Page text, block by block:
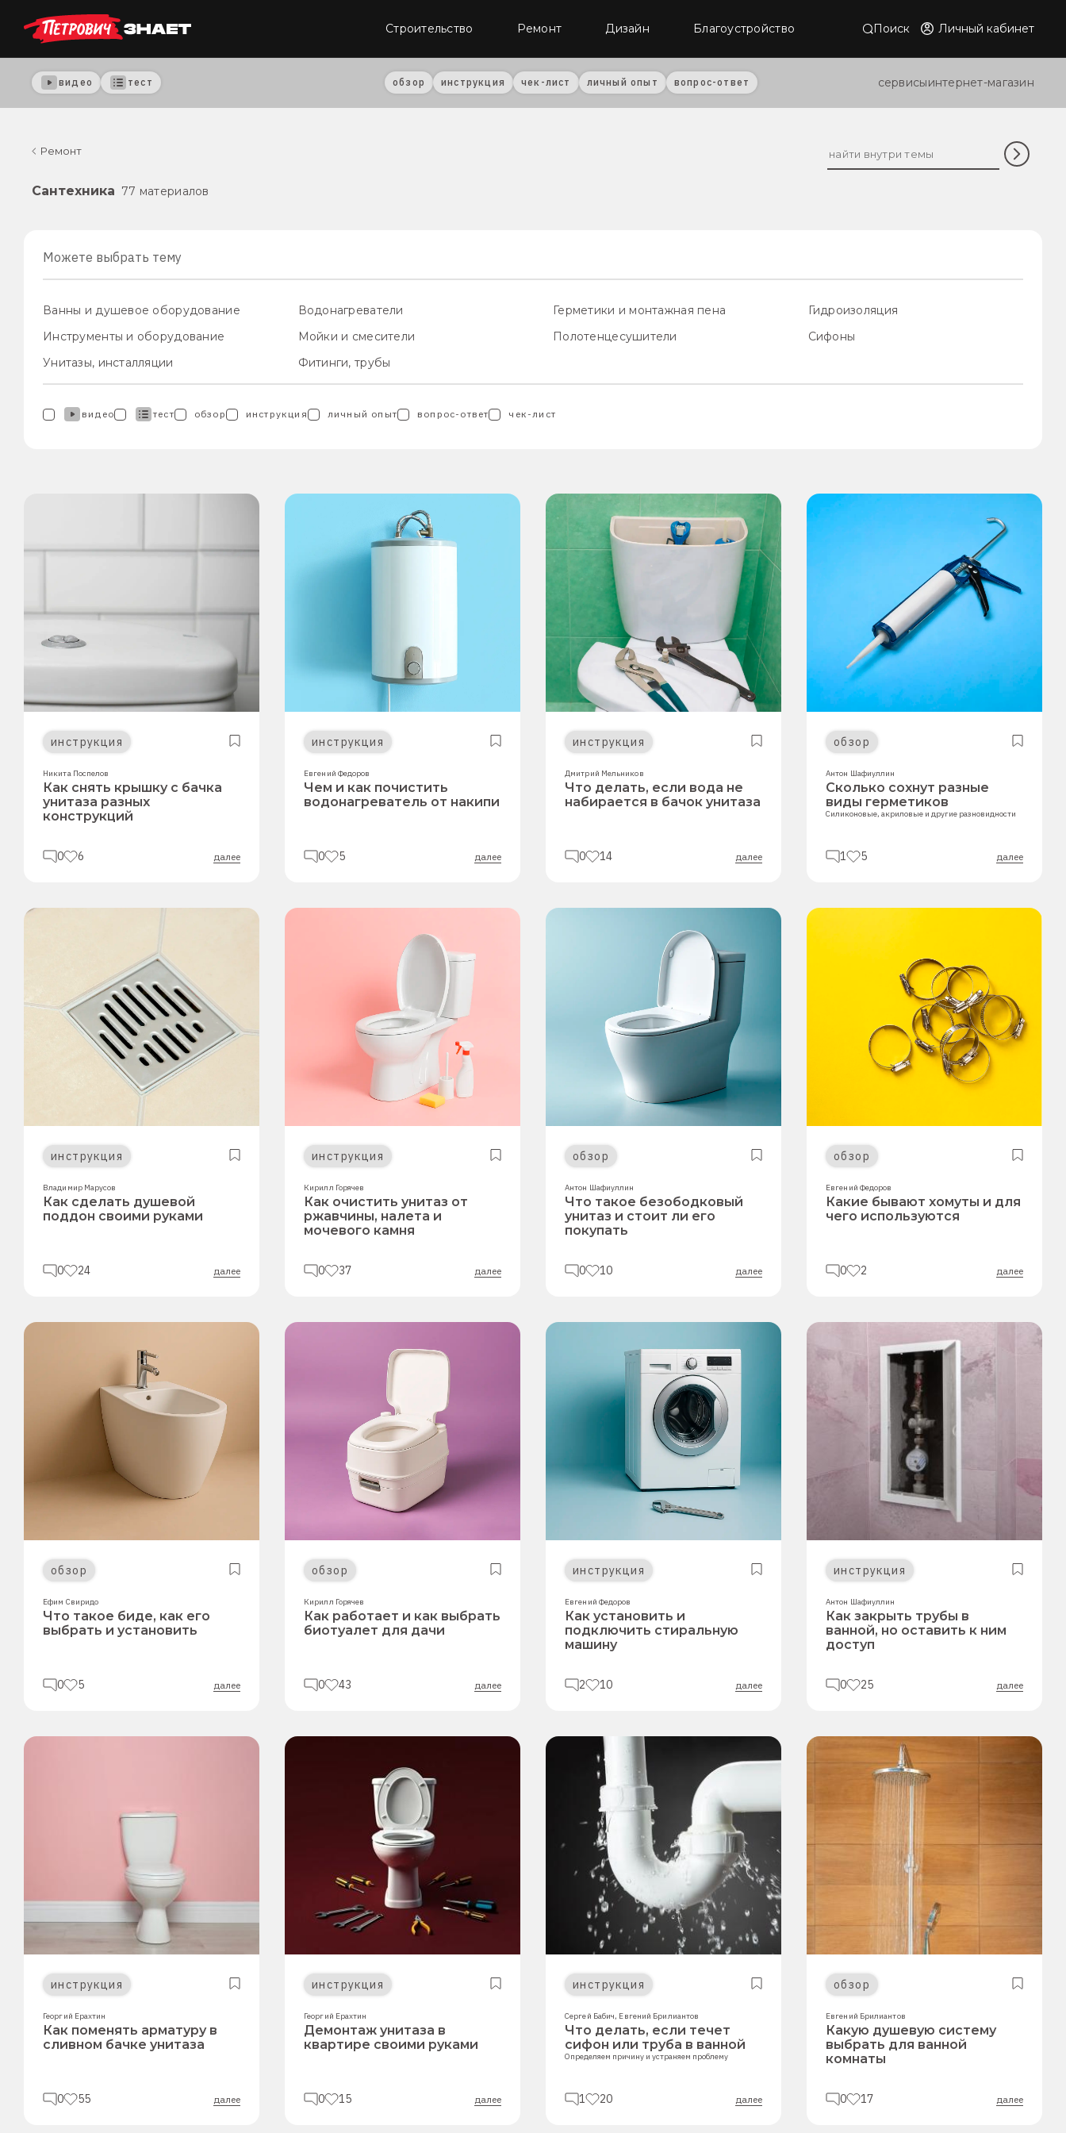
Строительство Ремонт Дизайн Благоустройство Поиск Личный кабинет
видео тест обзор инструкция чек-лист личный опыт вопрос-ответ сервисыинтернет-магазин
Ремонт
Сантехника 77 материалов
Можете выбрать тему
видео тест обзор инструкция личный опыт вопрос-ответ чек-лист
Ванны и душевое оборудование Водонагреватели Герметики и монтажная пена
Гидроизоляция
Инструменты и оборудование
Мойки и смесители Полотенцесушители
Сифоны
Унитазы, инсталляции
Фитинги, трубы
инструкция
Никита Поспелов
Как снять крышку с бачка
унитаза разных
конструкций
0 6 далее
инструкция
Евгений Федоров
Чем и как почистить
водонагреватель от накипи
0 5 далее
инструкция
Дмитрий Мельников
Что делать, если вода не
набирается в бачок унитаза
0 14 далее
обзор
Антон Шафиуллин
Сколько сохнут разные
виды герметиков
Силиконовые, акриловые и другие разновидности
1 5 далее
инструкция
Владимир Марусов
Как сделать душевой
поддон своими руками
0 24 далее
инструкция
Кирилл Горячев
Как очистить унитаз от
ржавчины, налета и
мочевого камня
0 37 далее
обзор
Антон Шафиуллин
Что такое безободковый
унитаз и стоит ли его
покупать
0 10 далее
обзор
Евгений Федоров
Какие бывают хомуты и для
чего используются
0 2 далее
обзор
Ефим Свиридо
Что такое биде, как его
выбрать и установить
0 5 далее
обзор
Кирилл Горячев
Как работает и как выбрать
биотуалет для дачи
0 43 далее
инструкция
Евгений Федоров
Как установить и
подключить стиральную
машину
2 10 далее
инструкция
Антон Шафиуллин
Как закрыть трубы в
ванной, но оставить к ним
доступ
0 25 далее
инструкция
Георгий Ерахтин
Как поменять арматуру в
сливном бачке унитаза
0 55 далее
инструкция
Георгий Ерахтин
Демонтаж унитаза в
квартире своими руками
0 15 далее
инструкция
Сергей Бабич, Евгений Брилиантов
Что делать, если течет
сифон или труба в ванной
Определяем причину и устраняем проблему
1 20 далее
обзор
Евгений Брилиантов
Какую душевую систему
выбрать для ванной
комнаты
0 17 далее